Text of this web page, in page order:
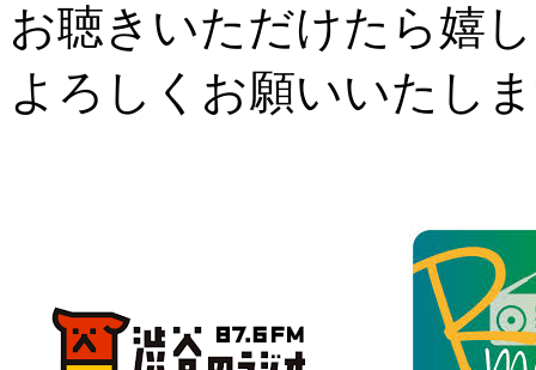
お聴きいただけたら嬉
よろしくお願いいたし